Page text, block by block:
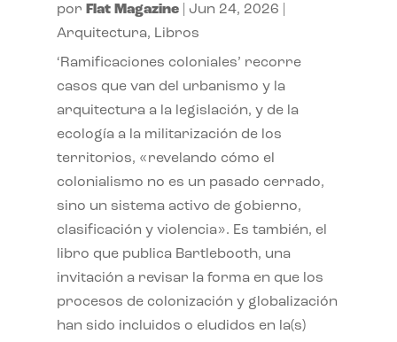
por Flat Magazine| Jun 24, 2026
Arquitectura, Libros
‘Ramificaciones coloniales’ recorre
casos que van del urbanismo y la
arquitectura a la legislación, y de la
ecología a la militarización de los
territorios, «revelando cómo el
colonialismo no es un pasado cerrado,
sino un sistema activo de gobierno,
clasificación y violencia». Es también, el
libro que publica Bartlebooth, una
invitación a revisar la forma en que los
procesos de colonización y globalización
han sido incluidos o eludidos en la(s)